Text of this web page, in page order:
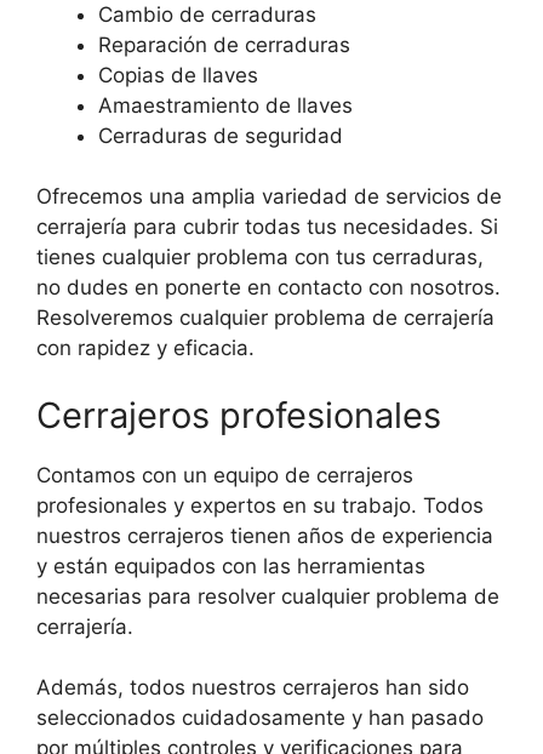
Cambio de cerraduras
Reparación de cerraduras
Copias de llaves
Amaestramiento de llaves
Cerraduras de seguridad
Ofrecemos una amplia variedad de servicios de
cerrajería para cubrir todas tus necesidades. Si
tienes cualquier problema con tus cerraduras,
no dudes en ponerte en contacto con nosotros.
Resolveremos cualquier problema de cerrajería
con rapidez y eficacia.
Cerrajeros profesionales
Contamos con un equipo de cerrajeros
profesionales y expertos en su trabajo. Todos
nuestros cerrajeros tienen años de experiencia
y están equipados con las herramientas
necesarias para resolver cualquier problema de
cerrajería.
Además, todos nuestros cerrajeros han sido
seleccionados cuidadosamente y han pasado
por múltiples controles y verificaciones para